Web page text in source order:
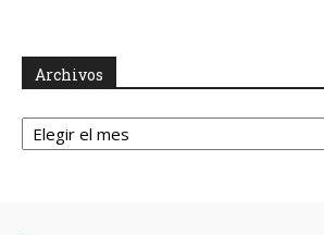
Archivos
Archivos